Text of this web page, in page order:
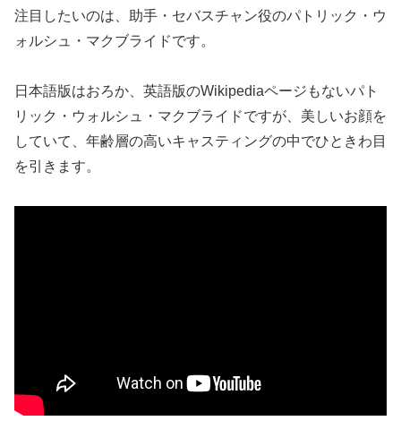
注目したいのは、助手・セバスチャン役のパトリック・ウ
ォルシュ・マクブライドです。
日本語版はおろか、英語版のWikipediaページもないパト
リック・ウォルシュ・マクブライドですが、美しいお顔を
していて、年齢層の高いキャスティングの中でひときわ目
を引きます。